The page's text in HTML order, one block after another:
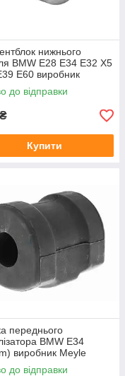
нижнього
BMW E28 E34 E32 X5
E60 виробник
до відправки
₴
Купити
переднього
BMW E34
виробник Meyle
до відправки